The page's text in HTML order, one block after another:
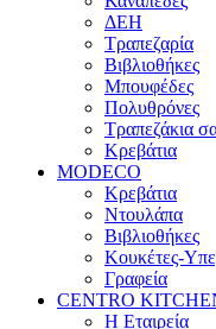
ΔΕΗ
Τραπεζαρία
Βιβλιοθήκες
Μπουφέδες
Πολυθρόνες
Τραπεζάκια
Κρεβάτια
MODECO
Κρεβάτια
Ντουλάπα
Βιβλιοθήκες
Κουκέτες-
Γραφεία
CENTRO
Η Εταιρεία